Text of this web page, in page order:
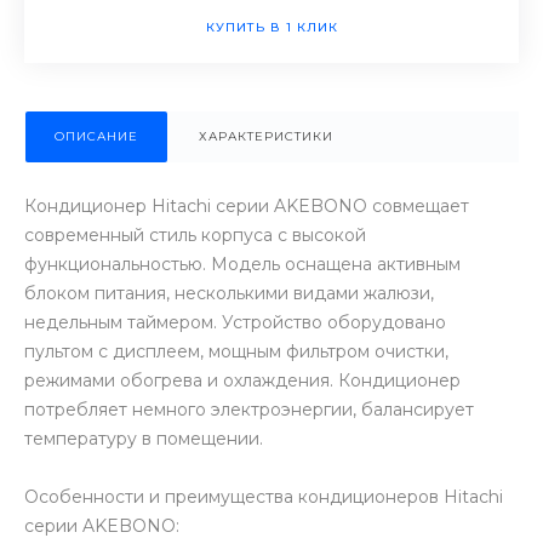
КУПИТЬ В 1 КЛИК
ОПИСАНИЕ ХАРАКТЕРИСТИКИ
Кондиционер Hitachi серии AKEBONO совмещает
современный стиль корпуса с высокой
функциональностью. Модель оснащена активным
блоком питания, несколькими видами жалюзи,
недельным таймером. Устройство оборудовано
пультом с дисплеем, мощным фильтром очистки,
режимами обогрева и охлаждения. Кондиционер
потребляет немного электроэнергии, балансирует
температуру в помещении.
Особенности и преимущества кондиционеров Hitachi
серии AKEBONO: